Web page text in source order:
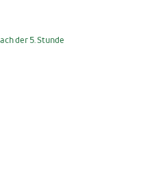
der 5. Stunde